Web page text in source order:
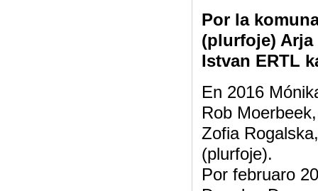
Por la
(plurfoje)
Istvan ERTL
En 2016
Rob
Zofia
(plurfoje).
Por februaro